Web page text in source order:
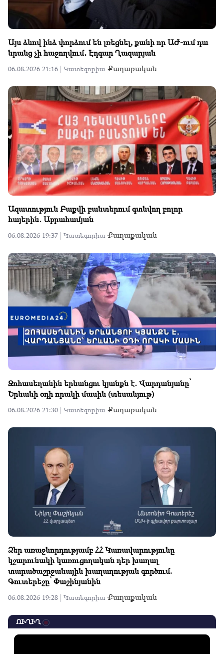
Այս ձևով ինձ փորձում են լռեցնել, քանի որ ԱԺ-ում դա
նրանց չի հաջողվում․ Էդգար Ղազարյան
06.08.2026 21:16 | Կատեգորիա Քաղաքական
Ազատություն Բաքվի բանտերում գտնվող բոլոր
հայերին․ Աբրահամյան
06.08.2026 19:37 | Կատեգորիա Քաղաքական
Զոհասեղանին երևանցու կյանքն է․ Վարդանյանը՝
Երևանի օդի որակի մասին (տեսանյութ)
06.08.2026 21:30 | Կատեգորիա Քաղաքական
Ձեր առաջնորդությամբ ՀՀ Կառավարությունը
կշարունակի կառուցողական դեր խաղալ
տարածաշրջանային խաղաղության գործում.
Գուտերեշը՝ Փաշինյանին
06.08.2026 19:28 | Կատեգորիա Քաղաքական
ՈՒՂԻՂ